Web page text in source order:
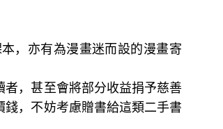
，亦有為漫畫迷而設的漫畫寄
，甚至會將部分收益捐予慈善
，不妨考慮贈書給這類二手書